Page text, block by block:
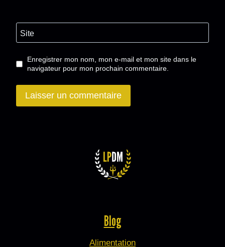
Site
Enregistrer mon nom, mon e-mail et mon site dans le
navigateur pour mon prochain commentaire.
Blog
Alimentation